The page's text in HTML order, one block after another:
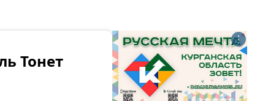
Тонет
⋮